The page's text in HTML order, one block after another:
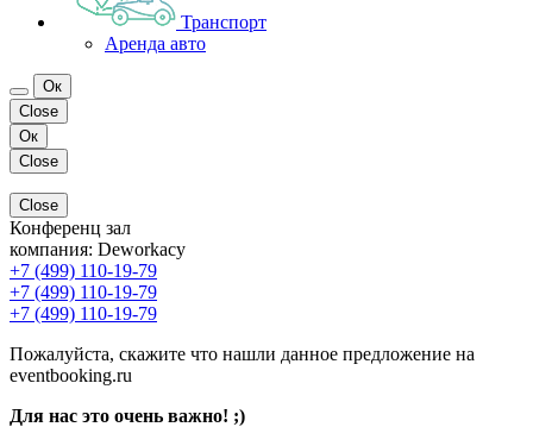
Транспорт
Аренда авто
Ок
Close
Ок
Close
Close
Конференц зал
компания: Deworkacy
+7 (499) 110-19-79
+7 (499) 110-19-79
+7 (499) 110-19-79
Пожалуйста, скажите что нашли данное предложение на
eventbooking.ru
Для нас это очень важно! ;)